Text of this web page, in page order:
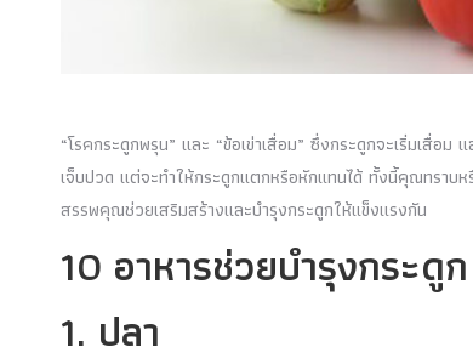
“โรคกระดูกพรุน” และ “ข้อเข่าเสื่อม” ซึ่งกระดูกจะเริ่มเสื่อ
เจ็บปวด แต่จะทำให้กระดูกแตกหรือหักแทนได้ ทั้งนี้คุณทราบห
สรรพคุณช่วยเสริมสร้างและบำรุงกระดูกให้แข็งแรงกัน
10 อาหารช่วยบำรุงกระดูก
1. ปลา